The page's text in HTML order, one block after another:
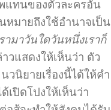
แทนของตัวละครอัน
มายถึงใช้อำนาจเป็น
มาวันใดวันหนึ่งเราก็
วแสดงให้เห็นว่า ตัว
วนิยายเรื่องนี้ได้ให้คำ
เปิดโปงให้เห็นว่า